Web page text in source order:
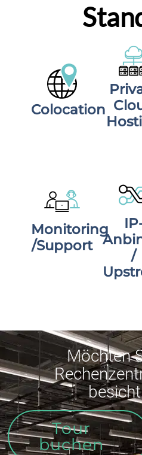
Colocation
Monitoring
/Support
/
Möchten
Tour
buchen